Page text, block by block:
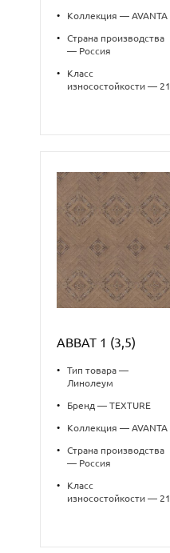
• Коллекция — AVANTA
•
Страна производства
— Россия
•
Класс
износостойкости — 21
ABBAT 1 (3,5)
•
Тип товара —
Линолеум
• Бренд — TEXTURE
• Коллекция — AVANTA
•
Страна производства
— Россия
•
Класс
износостойкости — 21